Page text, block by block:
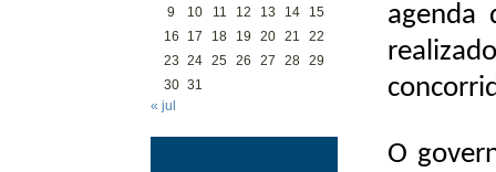
9
10 11 12 13 14
15
16
17 18 19 20 21
22
23 24 25 26 27 28 29
30 31
« jul
agenda
O